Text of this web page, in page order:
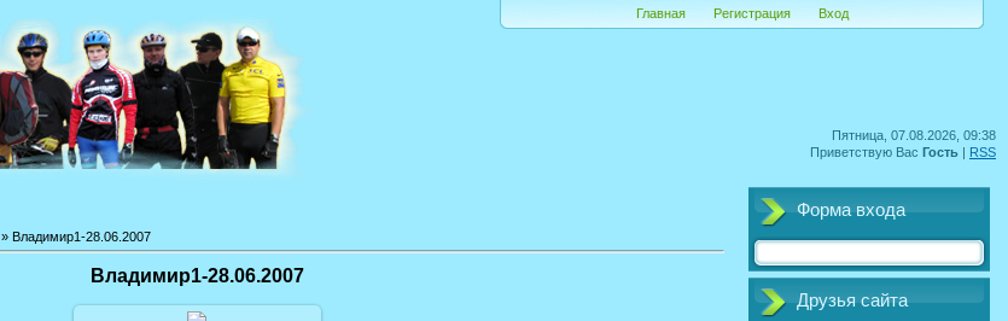
Пятница, 07.08.2026, 09:38
Приветствую Вас Гость | RSS
Главная Регистрация Вход
» Владимир1-28.06.2007
Владимир1-28.06.2007
Форма входа
Друзья сайта